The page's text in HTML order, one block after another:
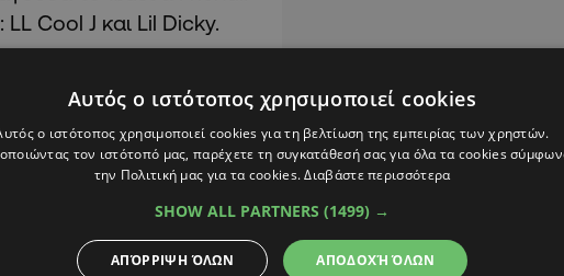
Cool J και Lil Dicky.
Αυτός ο ιστότοπος χρησιμοποιεί cookies
ο ιστότοπος χρησιμοποιεί cookies για τη βελτίωση της εμπειρίας των χρηστών.
τον ιστότοπό μας, παρέχετε τη συγκατάθεσή σας για όλα τα cookies
την Πολιτική μας για τα cookies.Διαβάστε περισσότερα
SHOW ALL PARTNERS (1499) →
ΑΠΟΔΟΧΉ ΌΛΩΝ
ΑΠΌΡΡΙΨΗ ΌΛΩΝ